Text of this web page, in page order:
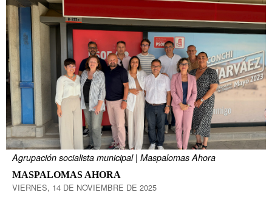
Agrupación socialista municipal | Maspalomas Ahora
MASPALOMAS AHORA
VIERNES, 14 DE NOVIEMBRE DE 2025